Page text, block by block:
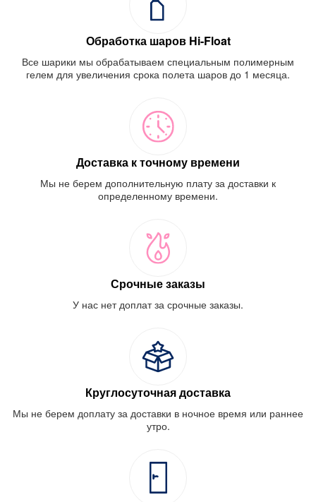
Обработка шаров Hi-Float
Все шарики мы обрабатываем специальным полимерным
гелем для увеличения срока полета шаров до 1 месяца.
Доставка к точному времени
Мы не берем дополнительную плату за доставки к
определенному времени.
Срочные заказы
У нас нет доплат за срочные заказы.
Круглосуточная доставка
Мы не берем доплату за доставки в ночное время или раннее
утро.